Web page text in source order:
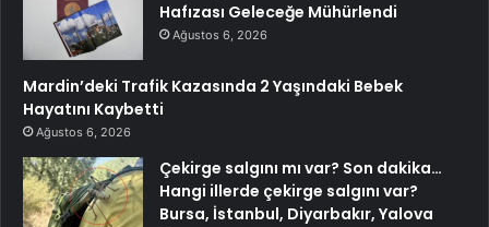
Hafızası Geleceğe Mühürlendi
Ağustos 6, 2026
Mardin’deki Trafik Kazasında 2 Yaşındaki Bebek
Hayatını Kaybetti
Ağustos 6, 2026
Çekirge salgını mı var? Son dakika…
Hangi illerde çekirge salgını var?
Bursa, İstanbul, Diyarbakır, Yalova